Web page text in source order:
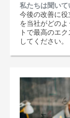
私たちは聞いて
今後の改善に
を当社がどの
トで最高のエ
してください。